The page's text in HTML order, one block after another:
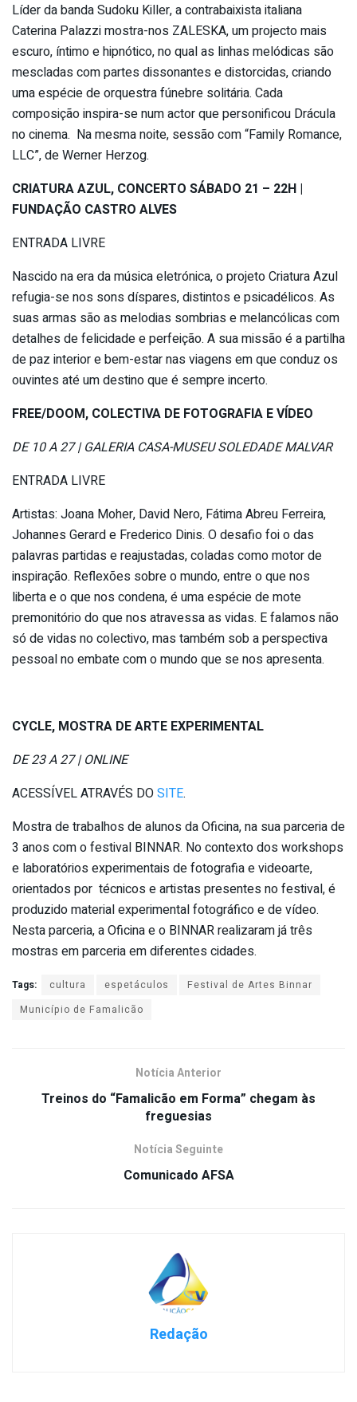
Líder da banda Sudoku Killer, a contrabaixista italiana
Caterina Palazzi mostra-nos ZALESKA, um projecto mais
escuro, íntimo e hipnótico, no qual as linhas melódicas são
mescladas com partes dissonantes e distorcidas, criando
uma espécie de orquestra fúnebre solitária. Cada
composição inspira-se num actor que personificou Drácula
no cinema. Na mesma noite, sessão com “Family Romance,
LLC”, de Werner Herzog.
CRIATURA AZUL, CONCERTO SÁBADO 21 – 22H |
FUNDAÇÃO CASTRO ALVES
ENTRADA LIVRE
Nascido na era da música eletrónica, o projeto Criatura Azul
refugia-se nos sons díspares, distintos e psicadélicos. As
suas armas são as melodias sombrias e melancólicas com
detalhes de felicidade e perfeição. A sua missão é a partilha
de paz interior e bem-estar nas viagens em que conduz os
ouvintes até um destino que é sempre incerto.
FREE/DOOM, COLECTIVA DE FOTOGRAFIA E VÍDEO
DE 10 A 27 | GALERIA CASA-MUSEU SOLEDADE MALVAR
ENTRADA LIVRE
Artistas: Joana Moher, David Nero, Fátima Abreu Ferreira,
Johannes Gerard e Frederico Dinis. O desafio foi o das
palavras partidas e reajustadas, coladas como motor de
inspiração. Reflexões sobre o mundo, entre o que nos
liberta e o que nos condena, é uma espécie de mote
premonitório do que nos atravessa as vidas. E falamos não
só de vidas no colectivo, mas também sob a perspectiva
pessoal no embate com o mundo que se nos apresenta.
CYCLE, MOSTRA DE ARTE EXPERIMENTAL
DE 23 A 27 | ONLINE
ACESSÍVEL ATRAVÉS DOSITE.
Mostra de trabalhos de alunos da Oficina, na sua parceria de
3 anos com o festival BINNAR. No contexto dos workshops
e laboratórios experimentais de fotografia e videoarte,
orientados por técnicos e artistas presentes no festival, é
produzido material experimental fotográfico e de vídeo.
Nesta parceria, a Oficina e o BINNAR realizaram já três
mostras em parceria em diferentes cidades.
Tags: cultura espetáculos
Festival de Artes Binnar
Município de Famalicão
Notícia Anterior
Treinos do “Famalicão em Forma” chegam às
freguesias
Notícia Seguinte
Comunicado AFSA
Redação